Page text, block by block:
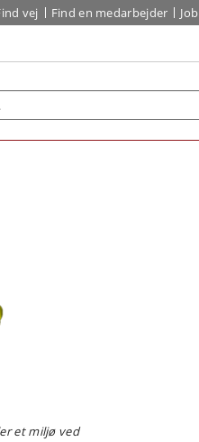
vej Find en medarbejder Job
et miljø ved